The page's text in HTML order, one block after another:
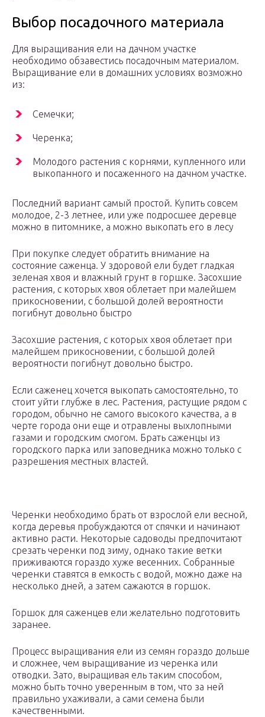
Выбор посадочного материала
Для выращивания ели на дачном участке
необходимо обзавестись посадочным материалом.
Выращивание ели в домашних условиях возможно
из:
Семечки;
Черенка;
Молодого растения с корнями, купленного или
выкопанного и посаженного на дачном участке.
Последний вариант самый простой. Купить совсем
молодое, 2-3 летнее, или уже подросшее деревце
можно в питомнике, а можно выкопать его в лесу
При покупке следует обратить внимание на
состояние саженца. У здоровой ели будет гладкая
зеленая хвоя и влажный грунт в горшке. Засохшие
растения, с которых хвоя облетает при малейшем
прикосновении, с большой долей вероятности
погибнут довольно быстро
Засохшие растения, с которых хвоя облетает при
малейшем прикосновении, с большой долей
вероятности погибнут довольно быстро.
Если саженец хочется выкопать самостоятельно, то
стоит уйти глубже в лес. Растения, растущие рядом с
городом, обычно не самого высокого качества, а в
черте города они еще и отравлены выхлопными
газами и городским смогом. Брать саженцы из
городского парка или заповедника можно только с
разрешения местных властей.
Черенки необходимо брать от взрослой ели весной,
когда деревья пробуждаются от спячки и начинают
активно расти. Некоторые садоводы предпочитают
срезать черенки под зиму, однако такие ветки
приживаются гораздо хуже весенних. Собранные
черенки ставятся в емкость с водой, можно даже на
несколько дней, а затем сажаются в горшок.
Горшок для саженцев ели желательно подготовить
заранее.
Процесс выращивания ели из семян гораздо дольше
и сложнее, чем выращивание из черенка или
отводки. Зато, выращивая ель таким способом,
можно быть точно уверенным в том, что за ней
правильно ухаживали, а сами семена были
качественными.